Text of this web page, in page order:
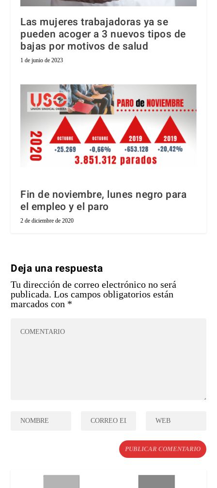
Las mujeres trabajadoras ya se
pueden acoger a 3 nuevos tipos de
bajas por motivos de salud
1 de junio de 2023
Fin de noviembre, lunes negro para
el empleo y el paro
2 de diciembre de 2020
Deja una respuesta
Tu dirección de correo electrónico no será
publicada. Los campos obligatorios están
marcados con *